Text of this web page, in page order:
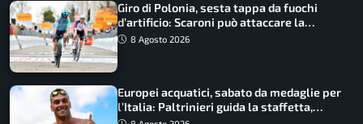
Giro di Polonia, sesta tappa da fuochi
d’artificio: Scaroni può attaccare la
maglia di Lemmen
8 Agosto 2026
Europei acquatici, sabato da medaglie per
l’Italia: Paltrinieri guida la staffetta,